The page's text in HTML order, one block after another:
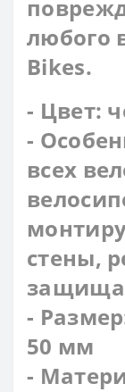
любого
Bikes.
- Цвет:
-
всех
стены,
-
50 мм
-